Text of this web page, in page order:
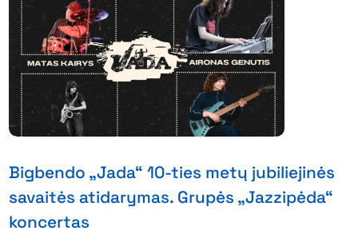
Bigbendo „Jada“ 10-ties metų jubiliejinės
savaitės atidarymas. Grupės „Jazzipėda“
koncertas